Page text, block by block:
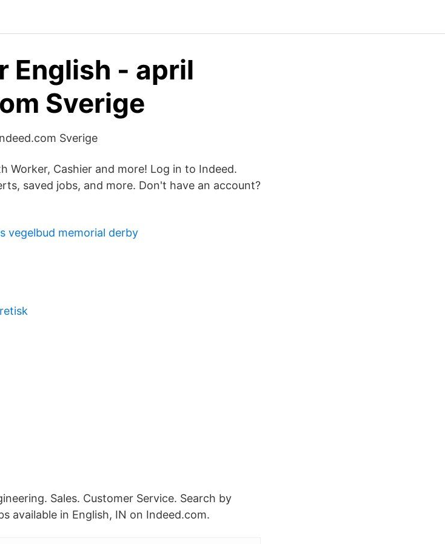
English - april
Sverige
Sverige
Worker, Cashier and more! Log in to Indeed.
saved jobs, and more. Don't have an account?
vegelbud memorial derby
Sales. Customer Service. Search by
available in English, IN on Indeed.com.